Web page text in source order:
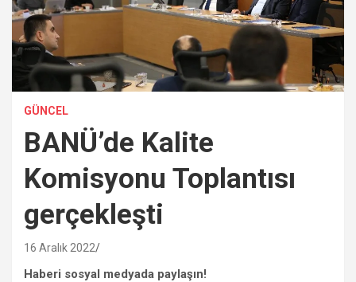
GÜNCEL
BANÜ’de Kalite
Komisyonu Toplantısı
gerçekleşti
16 Aralık 2022
Haberi sosyal medyada paylaşın!